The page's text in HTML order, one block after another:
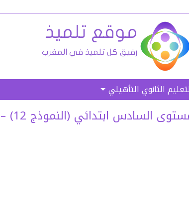
الثانوي التأهيلي
ابتدائي (النموذج 12) – (غ. م)